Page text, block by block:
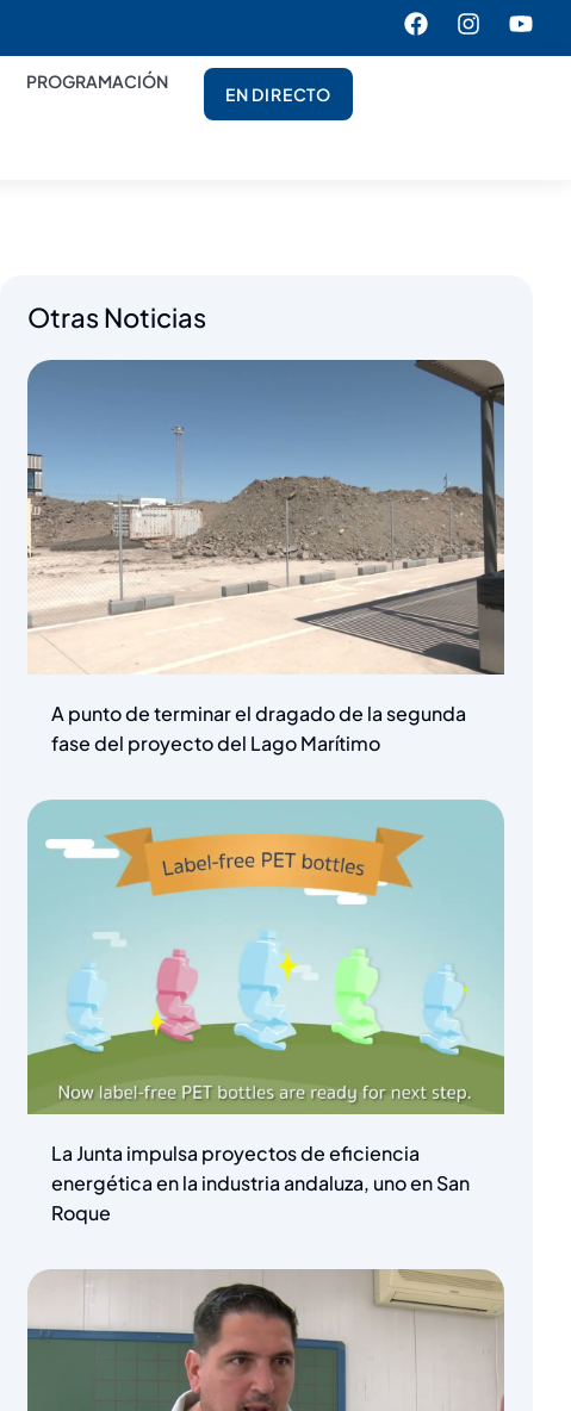
PROGRAMACIÓN
EN DIRECTO
Otras Noticias
A punto de terminar el dragado de la segunda
fase del proyecto del Lago Marítimo
La Junta impulsa proyectos de eficiencia
energética en la industria andaluza, uno en San
Roque